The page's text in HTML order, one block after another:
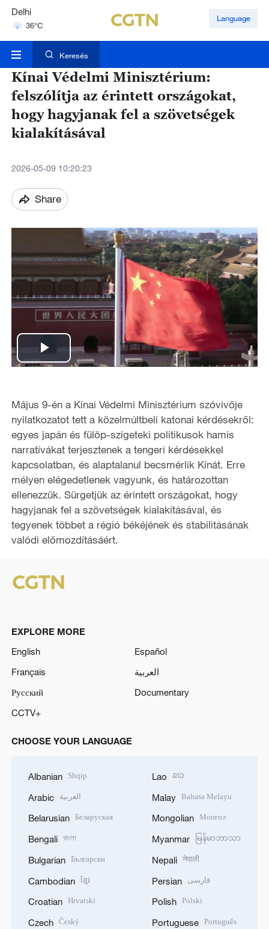
Delhi
36°C
Hyderabad
Mumbai
31°C
Language
Keresés
Kínai Védelmi Minisztérium:
felszólítja az érintett országokat,
hogy hagyjanak fel a szövetségek
kialakításával
2026-05-09 10:20:23
Share
P
a
y
V
i
d
e
o
Május 9-én a Kínai Védelmi Minisztérium szóvivője
nyilatkozatot tett a közelmúltbeli katonai kérdésekről:
egyes japán és fülöp-szigeteki politikusok hamis
narratívákat terjesztenek a tengeri kérdésekkel
kapcsolatban, és alaptalanul becsmérlik Kínát. Erre
mélyen elégedetlenek vagyunk, és határozottan
ellenezzük. Sürgetjük az érintett országokat, hogy
hagyjanak fel a szövetségek kialakításával, és
tegyenek többet a régió békéjének és stabilitásának
valódi előmozdításáért.
EXPLORE MORE
English
Español
Français
العربية
Русский
Documentary
CCTV+
CHOOSE YOUR LANGUAGE
Albanian Shqip
Arabic العربية
Belarusian Беларуская
Bengali বাংলা
Bulgarian Български
Cambodian ខ្មែរ
Croatian Hrvatski
Czech Český
Lao ລາວ
Malay Bahasa Melayu
Mongolian Монгол
Myanmar မြန်မာဘာသာ
Nepali नेपाली
Persian فارسی
Polish Polski
Portuguese Português